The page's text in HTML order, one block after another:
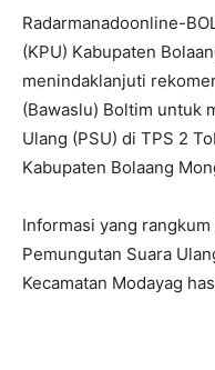
Radarmanadoonline-
(KPU) Kabupaten
menindaklanjuti
(Bawaslu) Boltim untuk
Ulang (PSU) di TPS 2
Kabupaten Bolaang
Informasi yang
Pemungutan Suara
Kecamatan Modayag